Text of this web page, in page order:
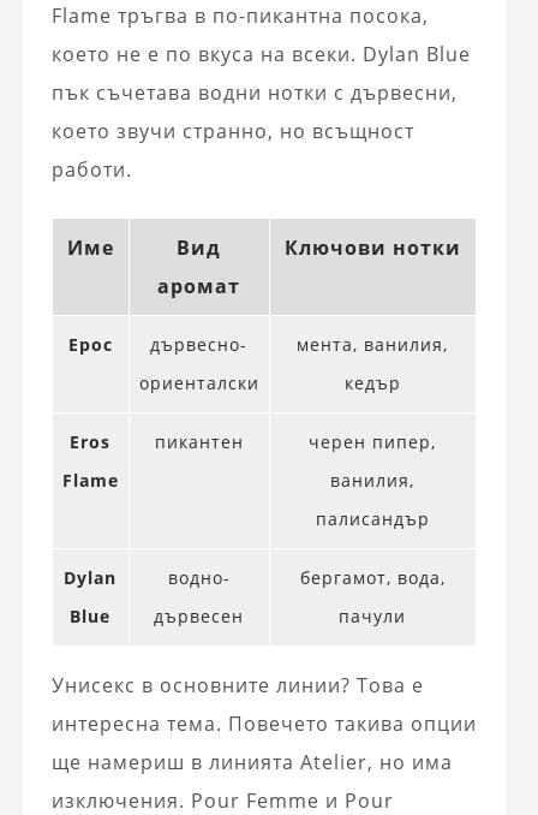
Flame тръгва в по-пикантна посока,
което не е по вкуса на всеки. Dylan Blue
пък съчетава водни нотки с дървесни,
което звучи странно, но всъщност
работи.
Име
Вид
аромат
Ключови нотки
Ерос
дървесно-
ориенталски
мента, ванилия,
кедър
Eros
Flame
пикантен
черен пипер,
ванилия,
палисандър
Dylan
Blue
водно-
дървесен
бергамот, вода,
пачули
Унисекс в основните линии? Това е
интересна тема. Повечето такива опции
ще намериш в линията Atelier, но има
изключения. Pour Femme и Pour